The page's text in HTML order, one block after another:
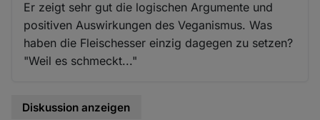
Er zeigt sehr gut die logischen Argumente und
positiven Auswirkungen des Veganismus. Was
haben die Fleischesser einzig dagegen zu setzen?
"Weil es schmeckt..."
Diskussion anzeigen